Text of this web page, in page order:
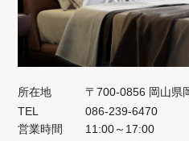
所在地
〒700-0856 岡山県
TEL
086-239-6470
営業時間
11:00～17:00